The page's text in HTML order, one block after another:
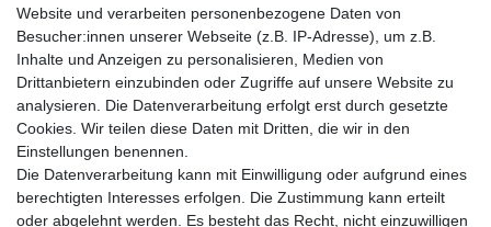
Informationen
Datenschutz
Impressum
Wir verschicken klimaneutral mit DPD
Website und verarbeiten personenbezogene Daten von
Besucher:innen unserer Webseite (z.B. IP-Adresse), um z.B.
Inhalte und Anzeigen zu personalisieren, Medien von
Drittanbietern einzubinden oder Zugriffe auf unsere Website zu
analysieren. Die Datenverarbeitung erfolgt erst durch gesetzte
Cookies. Wir teilen diese Daten mit Dritten, die wir in den
Einstellungen benennen.
Die Datenverarbeitung kann mit Einwilligung oder aufgrund eines
berechtigten Interesses erfolgen. Die Zustimmung kann erteilt
oder abgelehnt werden. Es besteht das Recht, nicht einzuwilligen